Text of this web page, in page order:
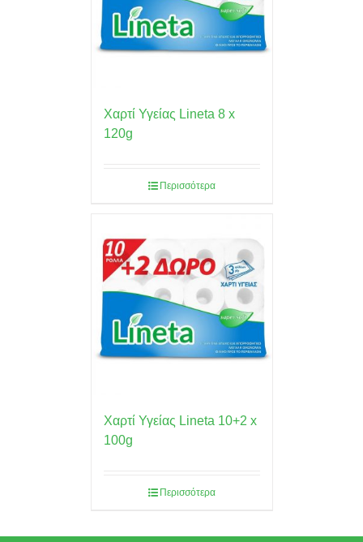
Χαρτί Υγείας Lineta 8 x
120g
Περισσότερα
Χαρτί Υγείας Lineta 10+2 x
100g
Περισσότερα